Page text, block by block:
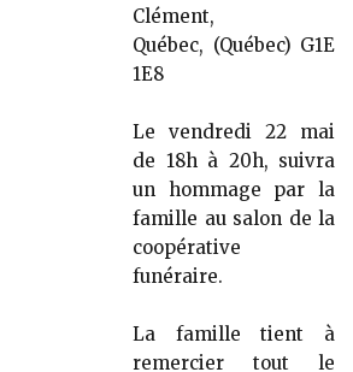
Clément,
Québec, (Québec) G1E
1E8
Le vendredi 22 mai
de 18h à 20h, suivra
un hommage par la
famille au salon de la
coopérative
funéraire.
La famille tient à
remercier tout le